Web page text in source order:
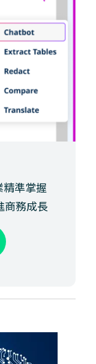
精準掌握
商務成長